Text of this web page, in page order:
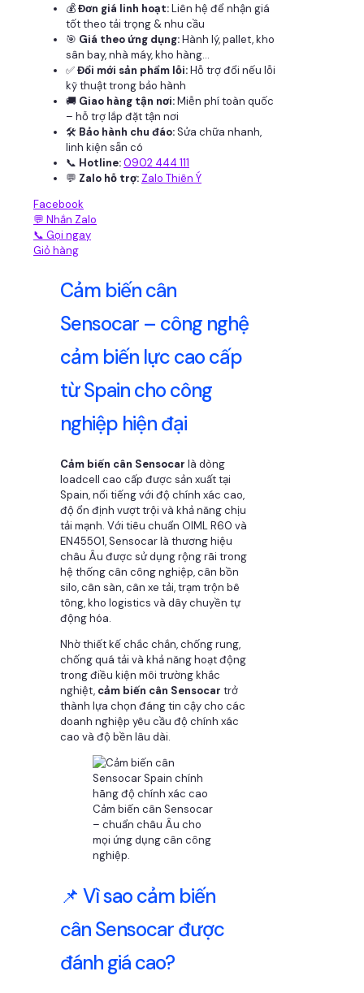
💰Đơn giá linh hoạt:Liên hệ để nhận giá
tốt theo tải trọng & nhu cầu
🎯 Giá theo ứng dụng:Hành lý, pallet, kho
sân bay, nhà máy, kho hàng...
✅Đổi mới sản phẩm lỗi:Hỗ trợ đổi nếu lỗi
kỹ thuật trong bảo hành
🚚 Giao hàng tận nơi:Miễn phí toàn quốc
– hỗ trợ lắp đặt tận nơi
🛠 Bảo hành chu đáo:Sửa chữa nhanh,
linh kiện sẵn có
📞 Hotline:0902 444 111
💬 Zalo hỗ trợ: Zalo Thiên Ý
Facebook
💬 Nhắn Zalo
📞 Gọi ngay
Giỏ hàng
Cảm biến cân
Sensocar – công nghệ
cảm biến lực cao cấp
từ Spain cho công
nghiệp hiện đại
Cảm biến cân Sensocar là dòng
loadcell cao cấp được sản xuất tại
Spain, nổi tiếng với độ chính xác cao,
độ ổn định vượt trội và khả năng chịu
tải mạnh. Với tiêu chuẩn OIML R60 và
EN45501, Sensocar là thương hiệu
châu Âu được sử dụng rộng rãi trong
hệ thống cân công nghiệp, cân bồn
silo, cân sàn, cân xe tải, trạm trộn bê
tông, kho logistics và dây chuyền tự
động hóa.
Nhờ thiết kế chắc chắn, chống rung,
chống quá tải và khả năng hoạt động
trong điều kiện môi trường khắc
nghiệt, cảm biến cân Sensocar trở
thành lựa chọn đáng tin cậy cho các
doanh nghiệp yêu cầu độ chính xác
cao và độ bền lâu dài.
Cảm biến cân Sensocar
– chuẩn châu Âu cho
mọi ứng dụng cân công
nghiệp.
📌 Vì sao cảm biến
cân Sensocar được
đánh giá cao?